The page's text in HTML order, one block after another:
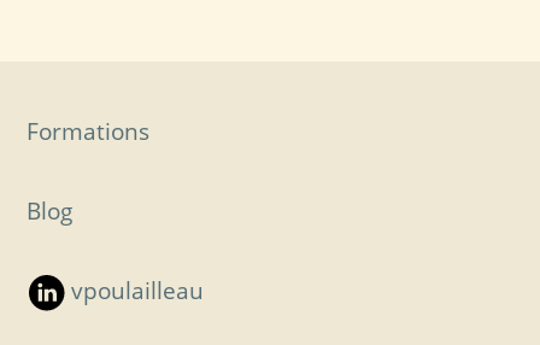
Formations
Blog
vpoulailleau